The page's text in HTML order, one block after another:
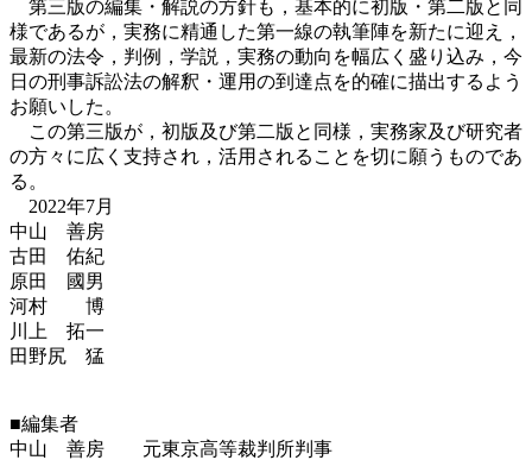
第三版の編集・解説の方針も，基本的に初版・第二版と同
様であるが，実務に精通した第一線の執筆陣を新たに迎え，
最新の法令，判例，学説，実務の動向を幅広く盛り込み，今
日の刑事訴訟法の解釈・運用の到達点を的確に描出するよう
お願いした。
この第三版が，初版及び第二版と同様，実務家及び研究者
の方々に広く支持され，活用されることを切に願うものであ
る。
2022年7月
中山 善房
古田 佑紀
原田 國男
河村 博
川上 拓一
田野尻 猛
■編集者
中山 善房 元東京高等裁判所判事